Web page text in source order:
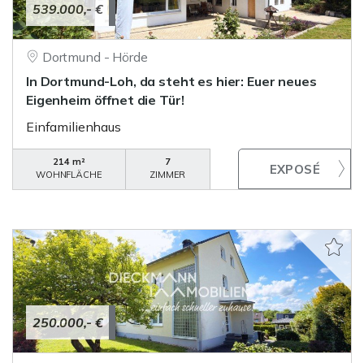
539.000,- €
Dortmund - Hörde
In Dortmund-Loh, da steht es hier: Euer neues
Eigenheim öffnet die Tür!
Einfamilienhaus
214 m²
WOHNFLÄCHE
7
ZIMMER
250.000,- €